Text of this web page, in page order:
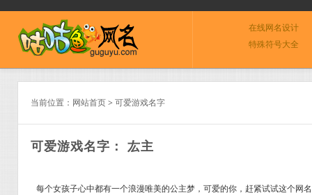
在线网名设计
特殊符号大全
当前位置： 网站首页> 可爱游戏名字
可爱游戏名字： 厷主
每个女孩子心中都有一个浪漫唯美的公主梦，可爱的你，赶紧试试这个网